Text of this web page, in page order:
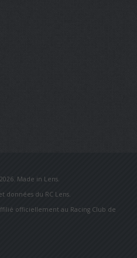
Made in Lens.
données du RC Lens.
officiellement au Racing Club de